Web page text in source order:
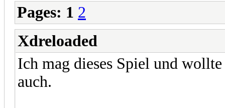
Pages: 1 2
Xdreloaded
Ich mag dieses Spiel und
auch.